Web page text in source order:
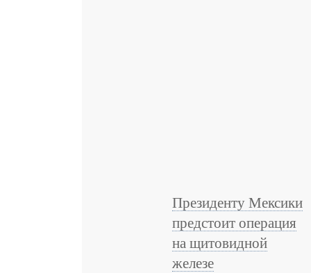
Президенту Мексики
предстоит операция
на щитовидной
железе